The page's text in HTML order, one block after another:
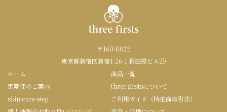
〒160-0022
東京都新宿区新宿1-26-1 長田屋ビル2F
ホーム
商品一覧
定期便のご案内
three firstsについて
skin care step
ご利用ガイド（特定商取引法）